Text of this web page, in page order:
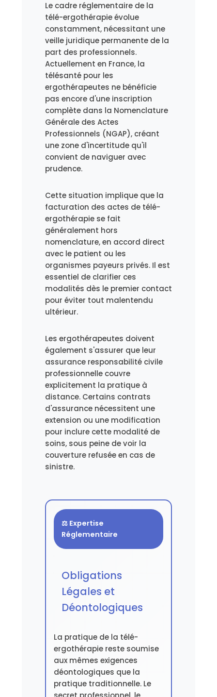
Le cadre réglementaire de la
télé-ergothérapie évolue
constamment, nécessitant une
veille juridique permanente de la
part des professionnels.
Actuellement en France, la
télésanté pour les
ergothérapeutes ne bénéficie
pas encore d'une inscription
complète dans la Nomenclature
Générale des Actes
Professionnels (NGAP), créant
une zone d'incertitude qu'il
convient de naviguer avec
prudence.
Cette situation implique que la
facturation des actes de télé-
ergothérapie se fait
généralement hors
nomenclature, en accord direct
avec le patient ou les
organismes payeurs privés. Il est
essentiel de clarifier ces
modalités dès le premier contact
pour éviter tout malentendu
ultérieur.
Les ergothérapeutes doivent
également s'assurer que leur
assurance responsabilité civile
professionnelle couvre
explicitement la pratique à
distance. Certains contrats
d'assurance nécessitent une
extension ou une modification
pour inclure cette modalité de
soins, sous peine de voir la
couverture refusée en cas de
sinistre.
⚖️ Expertise
Réglementaire
Obligations
Légales et
Déontologiques
La pratique de la télé-
ergothérapie reste soumise
aux mêmes exigences
déontologiques que la
pratique traditionnelle. Le